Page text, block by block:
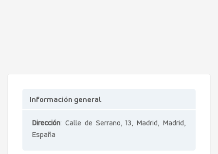
Información general
Dirección: Calle de Serrano, 13, Madrid, Madrid,
España